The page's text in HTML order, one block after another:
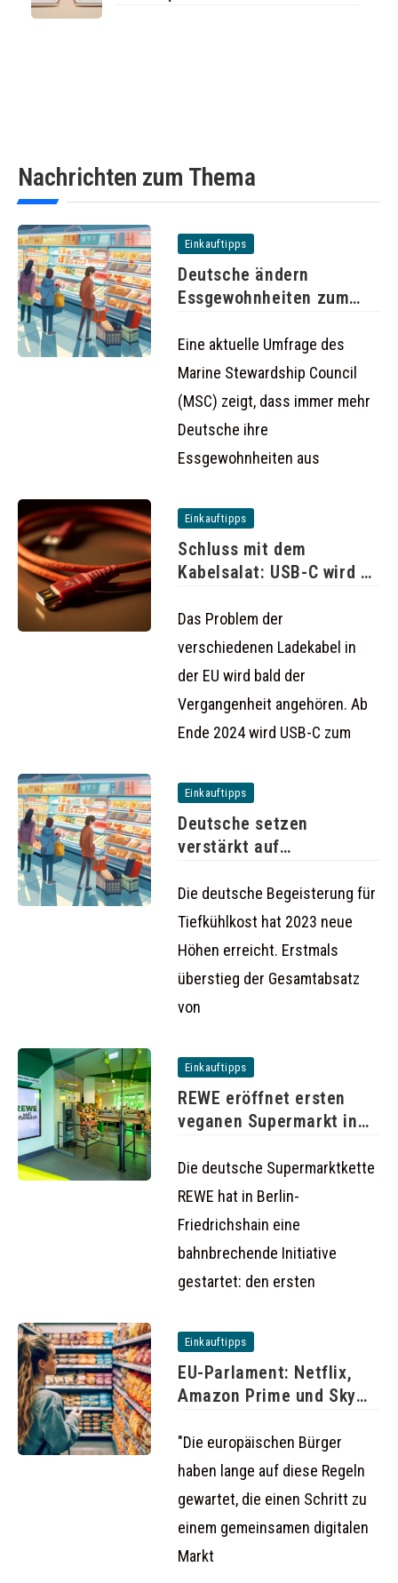
Nachrichten zum Thema
Einkauftipps
Deutsche ändern
Essgewohnheiten zum
Eine aktuelle Umfrage des
Marine Stewardship Council
(MSC) zeigt, dass immer mehr
Deutsche ihre
Essgewohnheiten aus
Einkauftipps
Schluss mit dem
Kabelsalat: USB-C wird ab
Das Problem der
verschiedenen Ladekabel in
der EU wird bald der
Vergangenheit angehören. Ab
Ende 2024 wird USB-C zum
Einkauftipps
Deutsche setzen
verstärkt auf
steigt auf
Die deutsche Begeisterung für
Tiefkühlkost hat 2023 neue
Höhen erreicht. Erstmals
überstieg der Gesamtabsatz
von
Einkauftipps
REWE eröffnet ersten
veganen Supermarkt in
Die deutsche Supermarktkette
REWE hat in Berlin-
Friedrichshain eine
bahnbrechende Initiative
gestartet: den ersten
Einkauftipps
EU-Parlament: Netflix,
Amazon Prime und Sky
"Die europäischen Bürger
haben lange auf diese Regeln
gewartet, die einen Schritt zu
einem gemeinsamen digitalen
Markt